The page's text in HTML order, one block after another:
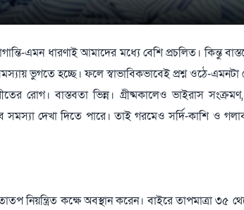
এমন ধারণাই আমাদের মধ্যে বেশি প্রচলিত। কিন্তু
ভুগতে হচ্ছে। ফলে স্বাভাবিকভাবেই প্রশ্ন ওঠে-
রোগ। বাস্তবতা ভিন্ন। গ্রীষ্মকালেও ভাইরাস
সমস্যা দেখা দিতে পারে। তাই গরমেও সর্দি-কাশি ও
নিয়ন্ত্রিত কক্ষে অবস্থান করেন। বাইরে তাপমাত্রা